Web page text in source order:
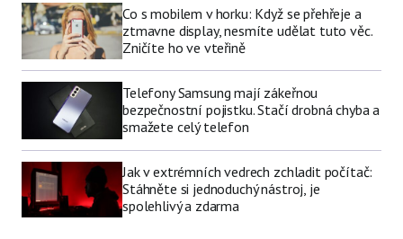
Co s mobilem v horku: Když se přehřeje a
ztmavne display, nesmíte udělat tuto věc.
Zničíte ho ve vteřině
Telefony Samsung mají zákeřnou
bezpečnostní pojistku. Stačí drobná chyba a
smažete celý telefon
Jak v extrémních vedrech zchladit počítač:
Stáhněte si jednoduchý nástroj, je
spolehlivý a zdarma